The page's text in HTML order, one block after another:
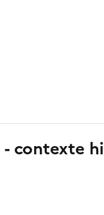
contexte